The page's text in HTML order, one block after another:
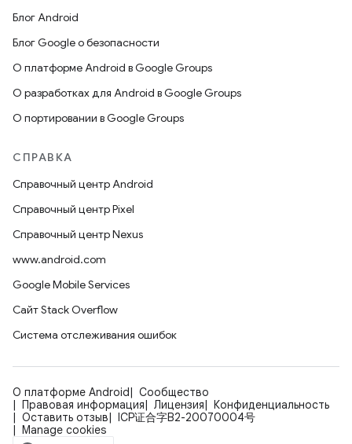
Блог Android
Блог Google о безопасности
О платформе Android в Google Groups
О разработках для Android в Google Groups
О портировании в Google Groups
СПРАВКА
Справочный центр Android
Справочный центр Pixel
Справочный центр Nexus
www.android.com
Google Mobile Services
Сайт Stack Overflow
Система отслеживания ошибок
О платформе Android
Сообщество
Правовая информация
Лицензия
Конфиденциальность
Оставить отзыв
ICP证合字B2-20070004号
Manage cookies